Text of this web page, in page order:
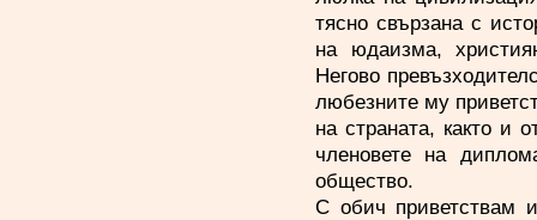
тясно свързана с
на юдаизма,
Негово
любезните му
на страната, както и
членовете на
общество.
С обич приветствам